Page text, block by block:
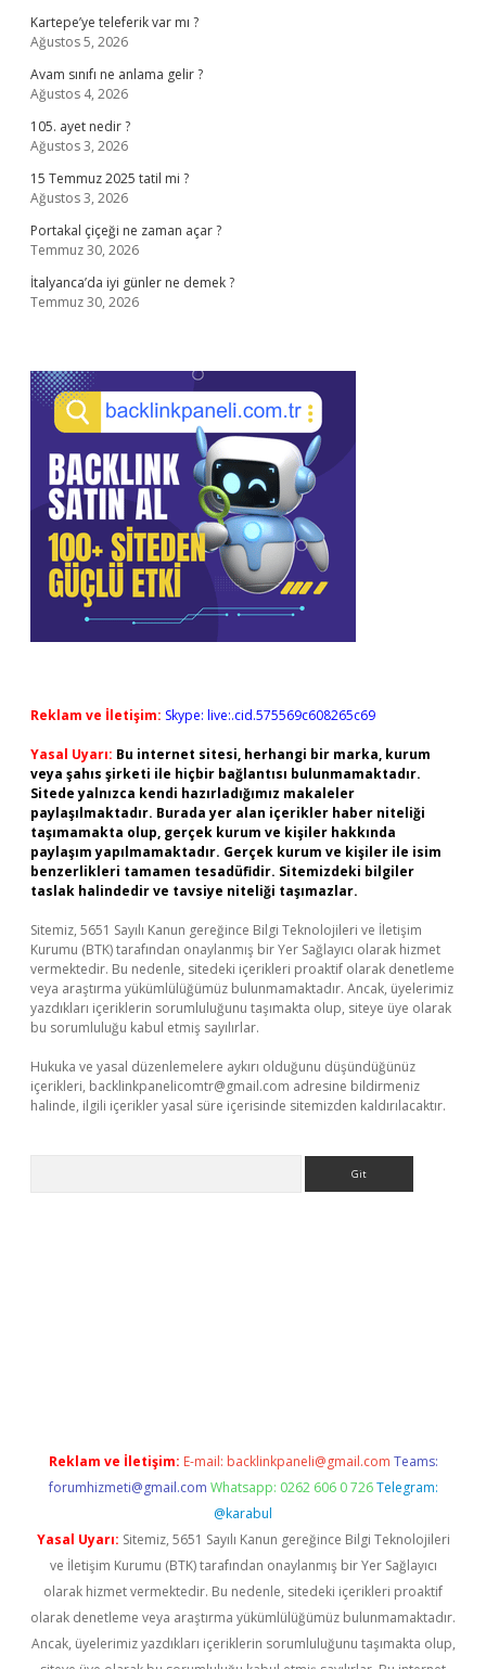
Kartepe’ye teleferik var mı ?
Ağustos 5, 2026
Avam sınıfı ne anlama gelir ?
Ağustos 4, 2026
105. ayet nedir ?
Ağustos 3, 2026
15 Temmuz 2025 tatil mi ?
Ağustos 3, 2026
Portakal çiçeği ne zaman açar ?
Temmuz 30, 2026
İtalyanca’da iyi günler ne demek ?
Temmuz 30, 2026
Reklam ve İletişim: Skype: live:.cid.575569c608265c69
Yasal Uyarı: Bu internet sitesi, herhangi bir marka, kurum
veya şahıs şirketi ile hiçbir bağlantısı bulunmamaktadır.
Sitede yalnızca kendi hazırladığımız makaleler
paylaşılmaktadır. Burada yer alan içerikler haber niteliği
taşımamakta olup, gerçek kurum ve kişiler hakkında
paylaşım yapılmamaktadır. Gerçek kurum ve kişiler ile isim
benzerlikleri tamamen tesadüfidir. Sitemizdeki bilgiler
taslak halindedir ve tavsiye niteliği taşımazlar.
Sitemiz, 5651 Sayılı Kanun gereğince Bilgi Teknolojileri ve İletişim
Kurumu (BTK) tarafından onaylanmış bir Yer Sağlayıcı olarak hizmet
vermektedir. Bu nedenle, sitedeki içerikleri proaktif olarak denetleme
veya araştırma yükümlülüğümüz bulunmamaktadır. Ancak, üyelerimiz
yazdıkları içeriklerin sorumluluğunu taşımakta olup, siteye üye olarak
bu sorumluluğu kabul etmiş sayılırlar.
Hukuka ve yasal düzenlemelere aykırı olduğunu düşündüğünüz
içerikleri, backlinkpanelicomtr@gmail.com adresine bildirmeniz
halinde, ilgili içerikler yasal süre içerisinde sitemizden kaldırılacaktır.
Reklam ve İletişim: E-mail: backlinkpaneli@gmail.com Teams:
forumhizmeti@gmail.com Whatsapp: 0262 606 0 726 Telegram:
@karabul
Yasal Uyarı: Sitemiz, 5651 Sayılı Kanun gereğince Bilgi Teknolojileri
ve İletişim Kurumu (BTK) tarafından onaylanmış bir Yer Sağlayıcı
olarak hizmet vermektedir. Bu nedenle, sitedeki içerikleri proaktif
olarak denetleme veya araştırma yükümlülüğümüz bulunmamaktadır.
Ancak, üyelerimiz yazdıkları içeriklerin sorumluluğunu taşımakta olup,